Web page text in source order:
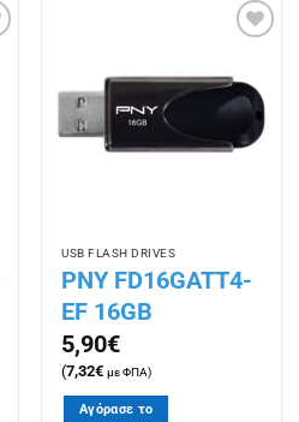
λίστα
επιθυμιών
USB FLASH DRIVES
PNY FD16GATT4-
EF 16GB
5,90€
(7,32€ με ΦΠΑ)
Αγόρασε το